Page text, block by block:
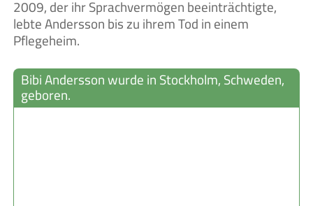
2009, der ihr Sprachvermögen beeinträchtigte,
lebte Andersson bis zu ihrem Tod in einem
Pflegeheim.
Bibi Andersson wurde in Stockholm, Schweden,
geboren.